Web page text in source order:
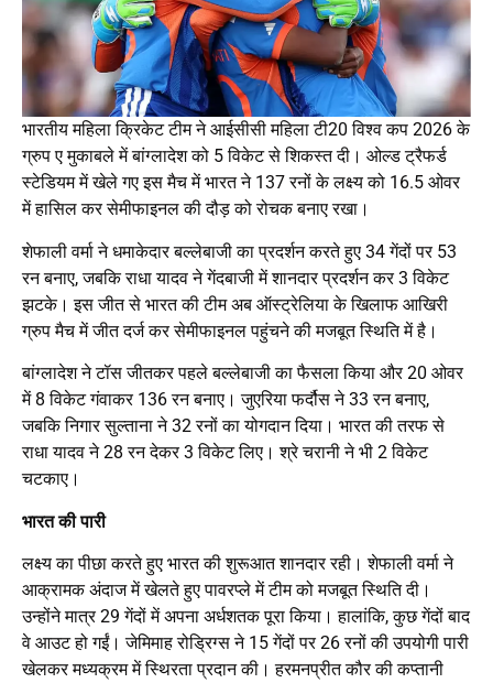
भारतीय महिला क्रिकेट टीम ने आईसीसी महिला टी20 विश्व कप 2026 के
ग्रुप ए मुकाबले में बांग्लादेश को 5 विकेट से शिकस्त दी। ओल्ड ट्रैफर्ड
स्टेडियम में खेले गए इस मैच में भारत ने 137 रनों के लक्ष्य को 16.5 ओवर
में हासिल कर सेमीफाइनल की दौड़ को रोचक बनाए रखा।
शेफाली वर्मा ने धमाकेदार बल्लेबाजी का प्रदर्शन करते हुए 34 गेंदों पर 53
रन बनाए, जबकि राधा यादव ने गेंदबाजी में शानदार प्रदर्शन कर 3 विकेट
झटके। इस जीत से भारत की टीम अब ऑस्ट्रेलिया के खिलाफ आखिरी
ग्रुप मैच में जीत दर्ज कर सेमीफाइनल पहुंचने की मजबूत स्थिति में है।
बांग्लादेश ने टॉस जीतकर पहले बल्लेबाजी का फैसला किया और 20 ओवर
में 8 विकेट गंवाकर 136 रन बनाए। जुएरिया फर्दौस ने 33 रन बनाए,
जबकि निगार सुल्ताना ने 32 रनों का योगदान दिया। भारत की तरफ से
राधा यादव ने 28 रन देकर 3 विकेट लिए। श्रे चरानी ने भी 2 विकेट
चटकाए।
भारत की पारी
लक्ष्य का पीछा करते हुए भारत की शुरूआत शानदार रही। शेफाली वर्मा ने
आक्रामक अंदाज में खेलते हुए पावरप्ले में टीम को मजबूत स्थिति दी।
उन्होंने मात्र 29 गेंदों में अपना अर्धशतक पूरा किया। हालांकि, कुछ गेंदों बाद
वे आउट हो गईं। जेमिमाह रोड्रिग्स ने 15 गेंदों पर 26 रनों की उपयोगी पारी
खेलकर मध्यक्रम में स्थिरता प्रदान की। हरमनप्रीत कौर की कप्तानी